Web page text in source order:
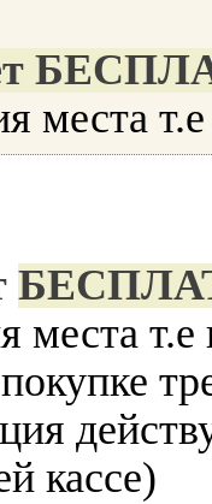
места
места
кассе)